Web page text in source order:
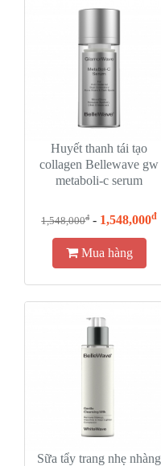
Huyết thanh tái tạo
collagen Bellewave gw
metaboli-c serum
1,548,000đ- 1,548,000đ
Mua hàng
Sữa tẩy trang nhẹ nhàng